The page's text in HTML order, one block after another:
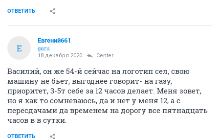
ОТВЕТИТЬ
Е
Евгений661
guru
18 декабря 2020 Center
Василий, он же 54-й сейчас на логотип сел, свою
машину не бьет, выгоднее говорит- на газу,
приоритет, 3-5т себе за 12 часов делает. Меня зовет,
но я как то сомневаюсь, да и нет у меня 12, а с
пересдачами да временем на дорогу все пятнадцать
часов в в сутки.
ОТВЕТИТЬ